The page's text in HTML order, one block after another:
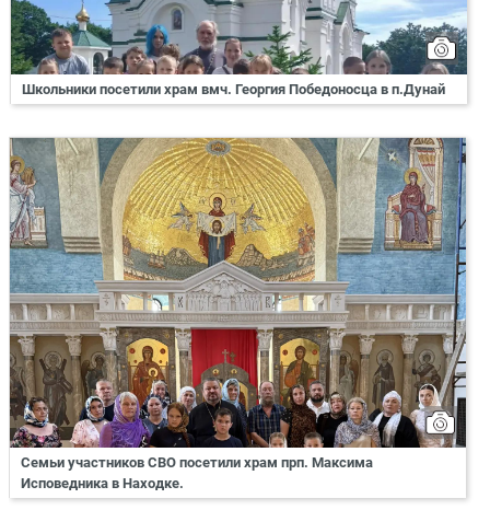
Школьники посетили храм вмч. Георгия Победоносца в п.Дунай
Семьи участников СВО посетили храм прп. Максима
Исповедника в Находке.